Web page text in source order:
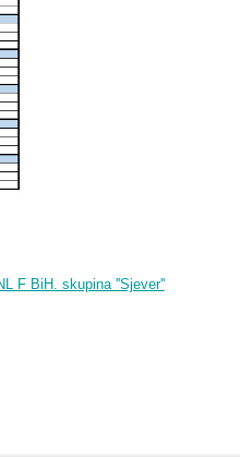
F BiH. skupina ''Sjever''